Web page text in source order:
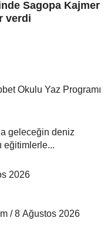
Sagopa Kajmer
verdi
Okulu Yaz Programı
geleceğin deniz
eğitimlerle...
2026
/ 8 Ağustos 2026